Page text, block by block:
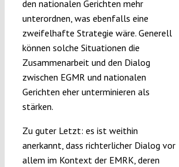
den nationalen Gerichten mehr
unterordnen, was ebenfalls eine
zweifelhafte Strategie wäre. Generell
können solche Situationen die
Zusammenarbeit und den Dialog
zwischen EGMR und nationalen
Gerichten eher unterminieren als
stärken.
Zu guter Letzt: es ist weithin
anerkannt, dass richterlicher Dialog vor
allem im Kontext der EMRK, deren